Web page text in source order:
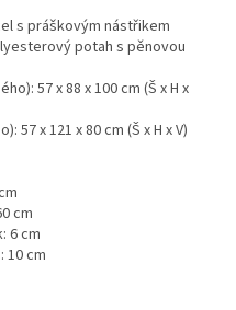
s práškovým nástřikem
potah s pěnovou
57 x 88 x 100 cm (Š x H x
57 x 121 x 80 cm (Š x H x V)
cm
6 cm
10 cm